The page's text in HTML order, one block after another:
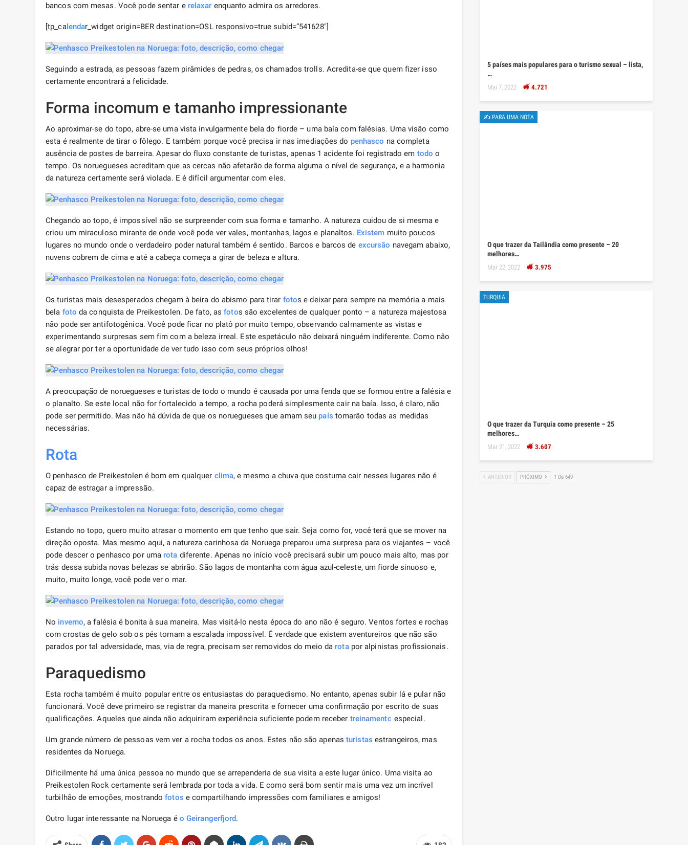
bancos com mesas. Você pode sentar e relaxar enquanto admira os arredores.
[tp_calendar_widget origin=BER destination=OSL responsivo=true subid=”541628″]
Seguindo a estrada, as pessoas fazem pirâmides de pedras, os chamados trolls. Acredita-se que quem fizer isso
certamente encontrará a felicidade.
Forma incomum e tamanho impressionante
Ao aproximar-se do topo, abre-se uma vista invulgarmente bela do fiorde – uma baía com falésias. Uma visão como
esta é realmente de tirar o fôlego. E também porque você precisa ir nas imediações do penhasco na completa
ausência de postes de barreira. Apesar do fluxo constante de turistas, apenas 1 acidente foi registrado em todo o
tempo. Os noruegueses acreditam que as cercas não afetarão de forma alguma o nível de segurança, e a harmonia
da natureza certamente será violada. E é difícil argumentar com eles.
Chegando ao topo, é impossível não se surpreender com sua forma e tamanho. A natureza cuidou de si mesma e
criou um miraculoso mirante de onde você pode ver vales, montanhas, lagos e planaltos. Existem muito poucos
lugares no mundo onde o verdadeiro poder natural também é sentido. Barcos e barcos de excursão navegam abaixo,
nuvens cobrem de cima e até a cabeça começa a girar de beleza e altura.
Os turistas mais desesperados chegam à beira do abismo para tirar fotos e deixar para sempre na memória a mais
bela foto da conquista de Preikestolen. De fato, asfotos são excelentes de qualquer ponto – a natureza majestosa
não pode ser antifotogênica. Você pode ficar no platô por muito tempo, observando calmamente as vistas e
experimentando surpresas sem fim com a beleza irreal. Este espetáculo não deixará ninguém indiferente. Como não
se alegrar por ter a oportunidade de ver tudo isso com seus próprios olhos!
A preocupação de noruegueses e turistas de todo o mundo é causada por uma fenda que se formou entre a falésia e
o planalto. Se este local não for fortalecido a tempo, a rocha poderá simplesmente cair na baía. Isso, é claro, não
pode ser permitido. Mas não há dúvida de que os noruegueses que amam seu país tomarão todas as medidas
necessárias.
Rota
O penhasco de Preikestolen é bom em qualquer clima, e mesmo a chuva que costuma cair nesses lugares não é
capaz de estragar a impressão.
Estando no topo, quero muito atrasar o momento em que tenho que sair. Seja como for, você terá que se mover na
direção oposta. Mas mesmo aqui, a natureza carinhosa da Noruega preparou uma surpresa para os viajantes – você
pode descer o penhasco por uma rota diferente. Apenas no início você precisará subir um pouco mais alto, mas por
trás dessa subida novas belezas se abrirão. São lagos de montanha com água azul-celeste, um fiorde sinuoso e,
muito, muito longe, você pode ver o mar.
No inverno, a falésia é bonita à sua maneira. Mas visitá-lo nesta época do ano não é seguro. Ventos fortes e rochas
com crostas de gelo sob os pés tornam a escalada impossível. É verdade que existem aventureiros que não são
parados por tal adversidade, mas, via de regra, precisam ser removidos do meio da rotapor alpinistas profissionais.
Paraquedismo
Esta rocha também é muito popular entre os entusiastas do paraquedismo. No entanto, apenas subir lá e pular não
funcionará. Você deve primeiro se registrar da maneira prescrita e fornecer uma confirmação por escrito de suas
qualificações. Aqueles que ainda não adquiriram experiência suficiente podem receber treinamento especial.
Um grande número de pessoas vem ver a rocha todos os anos. Estes não são apenas turistas estrangeiros, mas
residentes da Noruega.
Dificilmente há uma única pessoa no mundo que se arrependeria de sua visita a este lugar único. Uma visita ao
Preikestolen Rock certamente será lembrada por toda a vida. E como será bom sentir mais uma vez um incrível
turbilhão de emoções, mostrandofotos e compartilhando impressões com familiares e amigos!
Outro lugar interessante na Noruega é o Geirangerfjord.
5 países mais populares para o turismo sexual – lista,
…
Mai 7, 2022 4.721
✍ PARA UMA NOTA
O que trazer da Tailândia como presente – 20
melhores…
Mar 22, 2022 3.975
TURQUIA
O que trazer da Turquia como presente – 25
melhores…
Mar 21, 2022 3.607
ANTERIOR PRÓXIMO 1 De 649